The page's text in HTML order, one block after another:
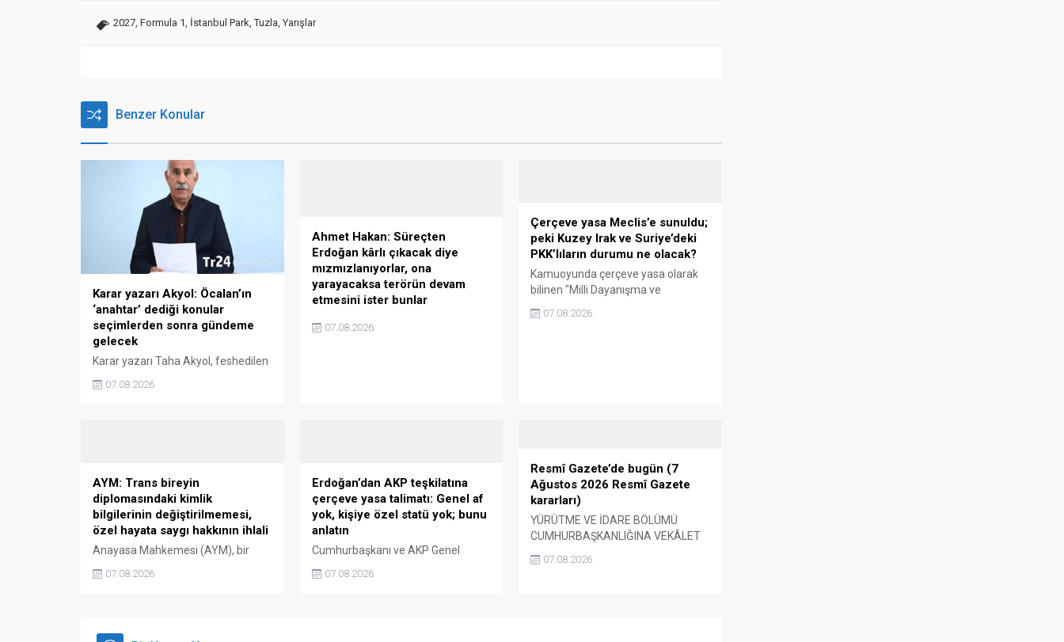
2027, Formula 1, İstanbul Park,Tuzla, Yarışlar
Benzer Konular
Karar yazarı Akyol: Öcalan’ın
‘anahtar’ dediği konular
seçimlerden sonra gündeme
gelecek
Karar yazarı Taha Akyol, feshedilen
PKK'nın lideri Abdullah Öcalan'ın,
"Siyasetin çıkaracağı yasa, bu
07.08.2026
Ahmet Hakan: Süreçten
Erdoğan kârlı çıkacak diye
mızmızlanıyorlar, ona
yarayacaksa terörün devam
etmesini ister bunlar
çözüm sürecine ilişkin eleştirilerde
07.08.2026
Çerçeve yasa Meclis’e sunuldu;
peki Kuzey Irak ve Suriye’deki
PKK’lıların durumu ne olacak?
Kamuoyunda çerçeve yasa olarak
bilinen "Milli Dayanışma ve
Güçlendirilmesine Dair Kanun
07.08.2026
AYM: Trans bireyin
diplomasındaki kimlik
bilgilerinin değiştirilmemesi,
özel hayata saygı hakkının ihlali
Anayasa Mahkemesi (AYM), bir
trans erkeğin üniversite
diplomasının yeni kimlik bilgilerine
07.08.2026
Erdoğan’dan AKP teşkilatına
çerçeve yasa talimatı: Genel af
yok, kişiye özel statü yok; bunu
anlatın
Cumhurbaşkanı ve AKP Genel
Başkanı Recep Tayyip Erdoğan'ın,
partisinin MKYK toplantısında
07.08.2026
Resmî Gazete’de bugün (7
Ağustos 2026 Resmî Gazete
kararları)
YÜRÜTME VE İDARE BÖLÜMÜ
CUMHURBAŞKANLIĞINA VEKÂLET
ETME İŞLEMİ ––
Cumhurbaşkanlığına,
07.08.2026